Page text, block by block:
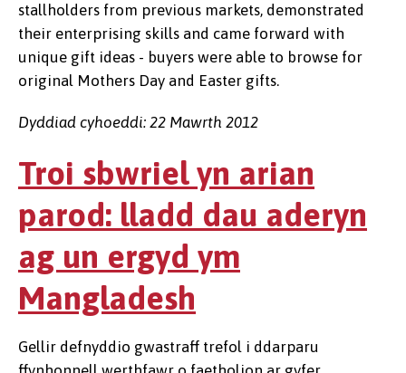
stallholders from previous markets, demonstrated
their enterprising skills and came forward with
unique gift ideas - buyers were able to browse for
original Mothers Day and Easter gifts.
Dyddiad cyhoeddi: 22 Mawrth 2012
Troi sbwriel yn arian
parod: lladd dau aderyn
ag un ergyd ym
Mangladesh
Gellir defnyddio gwastraff trefol i ddarparu